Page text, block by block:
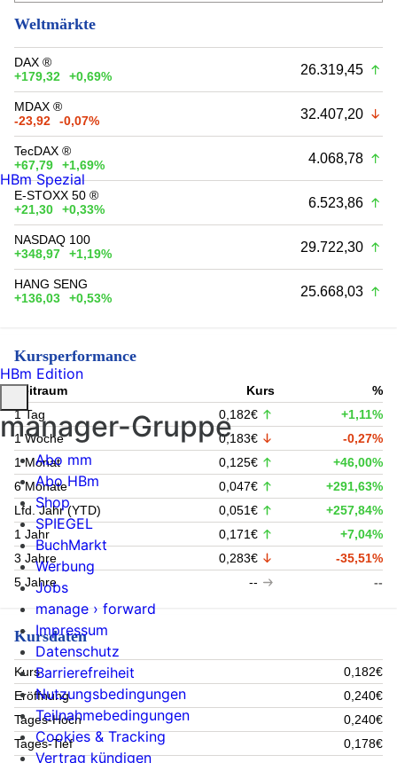
Weltmärkte
DAX ®
+179,32
+0,69% 26.319,45
MDAX ®
-23,92
-0,07% 32.407,20
TecDAX ®
+67,79
+1,69% 4.068,78
E-STOXX 50 ®
+21,30
+0,33% 6.523,86
NASDAQ 100
+348,97
+1,19% 29.722,30
HANG SENG
+136,03
+0,53% 25.668,03
Kursperformance
Zeitraum Kurs
%
1 Tag
0,182€
+1,11%
1 Woche
0,183€
-0,27%
1 Monat
0,125€
+46,00%
6 Monate
0,047€
+291,63%
Lfd. Jahr (YTD)
0,051€
+257,84%
1 Jahr
0,171€
+7,04%
3 Jahre
0,283€
-35,51%
5 Jahre
-- --
Kursdaten
Kurs
0,182€
Eröffnung
0,240€
Tages-Hoch
0,240€
Tages-Tief
0,178€
HBm Spezial
HBm Edition
manager-Gruppe
Abo mm
Abo HBm
Shop
SPIEGEL
BuchMarkt
Werbung
Jobs
manage › forward
Impressum
Datenschutz
Barrierefreiheit
Nutzungsbedingungen
Teilnahmebedingungen
Cookies & Tracking
Vertrag kündigen